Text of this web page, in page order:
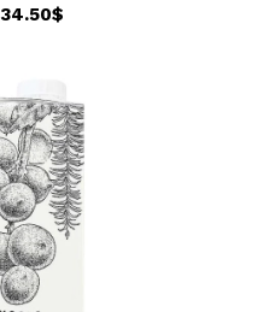
34.50$
à
34.50$